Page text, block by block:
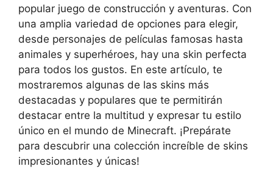
‌popular juego⁢ de‌ construcción y aventuras. Con
una amplia ​variedad de opciones para‌ elegir,
desde personajes ⁢de películas famosas hasta ​
animales y superhéroes, hay una skin perfecta
⁤para⁣ todos los gustos. En ‍este​ artículo, te
‍mostraremos algunas de las⁢ skins más
destacadas⁢ y populares que te ⁤permitirán
destacar entre la multitud y expresar tu estilo
único en el mundo de Minecraft. ¡Prepárate
para descubrir una colección increíble de skins
impresionantes y únicas!